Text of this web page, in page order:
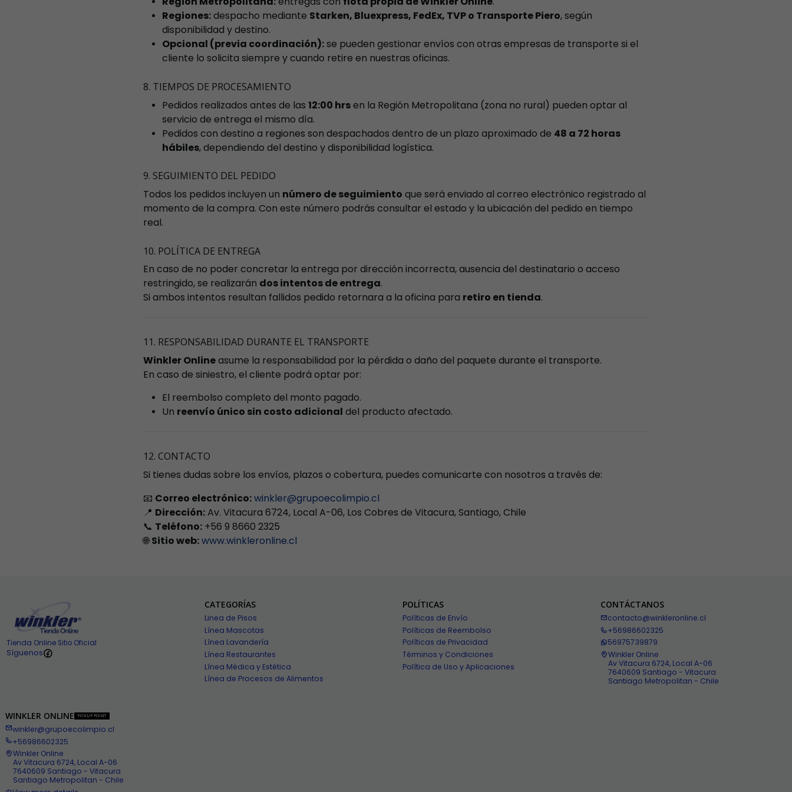
Regiones:despacho mediante Starken, Bluexpress, FedEx, TVP o Transporte Piero, según
disponibilidad y destino.
Opcional (previa coordinación):se pueden gestionar envíos con otras empresas de transporte si el
cliente lo solicita siempre y cuando retire en nuestras oficinas.
8. TIEMPOS DE PROCESAMIENTO
Pedidos realizados antes de las 12:00 hrsen la Región Metropolitana (zona no rural) pueden optar al
servicio de entrega el mismo día.
Pedidos con destino a regiones son despachados dentro de un plazo aproximado de 48 a 72 horas
hábiles, dependiendo del destino y disponibilidad logística.
9. SEGUIMIENTO DEL PEDIDO
Todos los pedidos incluyen un número de seguimiento que será enviado al correo electrónico registrado al
momento de la compra. Con este número podrás consultar el estado y la ubicación del pedido en tiempo
real.
10. POLÍTICA DE ENTREGA
En caso de no poder concretar la entrega por dirección incorrecta, ausencia del destinatario o acceso
restringido, se realizarán dos intentos de entrega.
Si ambos intentos resultan fallidos pedido retornara a la oficina para retiro en tienda.
11. RESPONSABILIDAD DURANTE EL TRANSPORTE
Winkler Onlineasume la responsabilidad por la pérdida o daño del paquete durante el transporte.
En caso de siniestro, el cliente podrá optar por:
El reembolso completo del monto pagado.
Un reenvío único sin costo adicional del producto afectado.
12. CONTACTO
Si tienes dudas sobre los envíos, plazos o cobertura, puedes comunicarte con nosotros a través de:
📧 Correo electrónico:winkler@grupoecolimpio.cl
📍 Dirección:Av. Vitacura 6724, Local A-06, Los Cobres de Vitacura, Santiago, Chile
📞 Teléfono:+56 9 8660 2325
🌐Sitio web:www.winkleronline.cl
Tienda Online Sitio Oficial
Síguenos
CATEGORÍAS
Linea de Pisos
Línea Mascotas
Línea Lavandería
Línea Restaurantes
Línea Médica y Estética
Línea de Procesos de Alimentos
POLÍTICAS
Políticas de Envío
Políticas de Reembolso
Políticas de Privacidad
Términos y Condiciones
Política de Uso y Aplicaciones
CONTÁCTANOS
contacto@winkleronline.cl
+56986602325
56975739879
Winkler Online
Av Vitacura 6724, Local A-06
7640609 Santiago - Vitacura
Santiago Metropolitan - Chile
WINKLER ONLINE PICKUP POINT
winkler@grupoecolimpio.cl
+56986602325
Winkler Online
Av Vitacura 6724, Local A-06
7640609 Santiago - Vitacura
Santiago Metropolitan - Chile